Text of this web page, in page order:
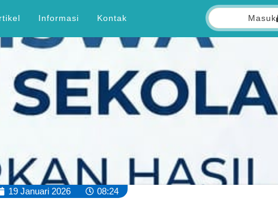
Informasi Kontak Masuk
19 Januari 2026 08:24